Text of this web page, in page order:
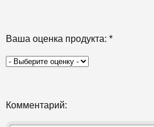
Ваша оценка продукта: *
Комментарий: